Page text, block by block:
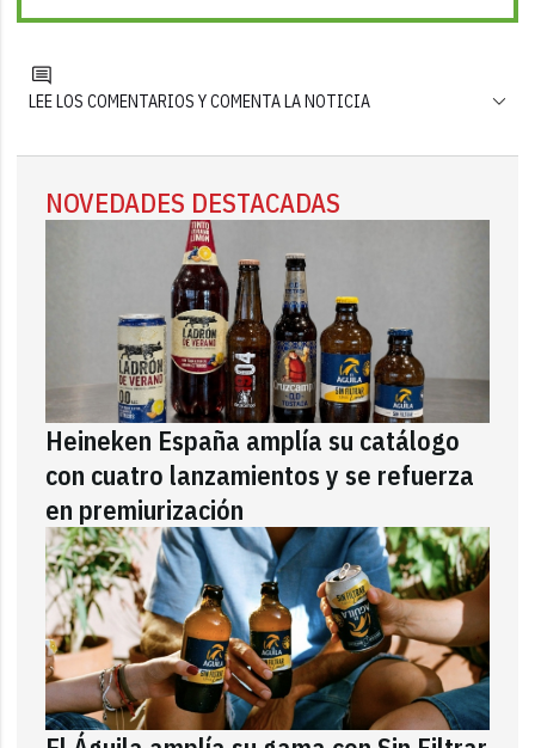
LEE LOS COMENTARIOS Y COMENTA LA NOTICIA
NOVEDADES DESTACADAS
Heineken España amplía su catálogo
con cuatro lanzamientos y se refuerza
en premiurización